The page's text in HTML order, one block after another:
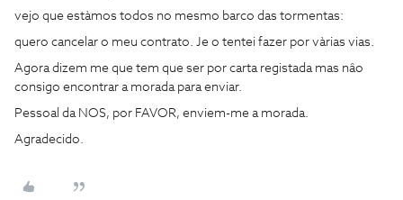
vejo que estàmos todos no mesmo barco das tormentas:
quero cancelar o meu contrato. Je o tentei fazer por vàrias vias.
Agora dizem me que tem que ser por carta registada mas nâo
consigo encontrar a morada para enviar.
Pessoal da NOS, por FAVOR, enviem-me a morada.
Agradecido.